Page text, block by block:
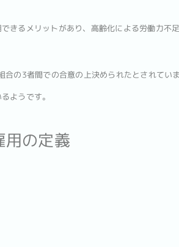
きるメリットがあり、高齢化による労働力不
の3者間での合意の上決められたとされてい
ようです。
用の定義